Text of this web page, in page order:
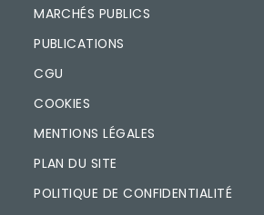
MARCHÉS PUBLICS
PUBLICATIONS
CGU
COOKIES
MENTIONS LÉGALES
PLAN DU SITE
POLITIQUE DE CONFIDENTIALITÉ